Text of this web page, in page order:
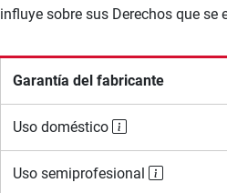
influye sobre sus Derechos que
Garantía del fabricante
Uso doméstico
Uso semiprofesional